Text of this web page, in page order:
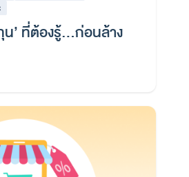
น’ ที่ต้องรู้…ก่อนล้าง